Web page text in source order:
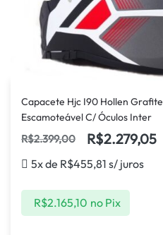
Capacete Hjc I90 Hollen Grafite
Escamoteável C/ Óculos Inter
R$2.399,00 R$2.279,05
5x de R$455,81 s/ juros
R$2.165,10 no Pix